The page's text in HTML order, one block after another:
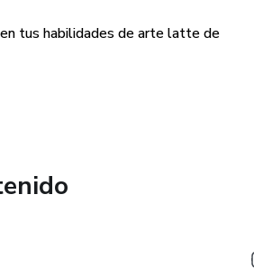
asegurándonos de que siempre
y variedades de stencil para todo
tus habilidades de arte latte de